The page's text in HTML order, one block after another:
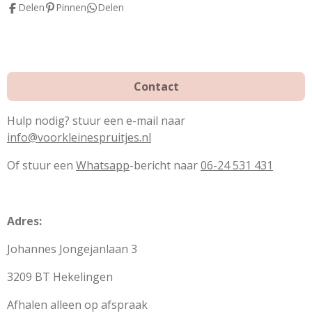
k
Delen Pinnen Delen
Contact
Hulp nodig? stuur een e-mail naar
info@voorkleinespruitjes.nl
Of stuur een Whatsapp-bericht naar06-24 531 431
Adres:
Johannes Jongejanlaan 3
3209 BT Hekelingen
Afhalen alleen op afspraak